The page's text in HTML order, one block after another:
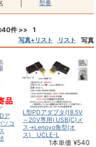
型番
40件 >> 1
写真+リスト リスト 写真
ア
ソコ
L型PDアダプタ(18.5V
～20V専用) USB(C)メ
ス→Lenovo角型(オ
ス) UCLE-L
1本単価 ¥540